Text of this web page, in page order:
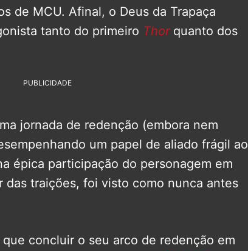
de MCU. Afinal, o Deus da Trapaça
tanto do primeiro Thorquanto dos
PUBLICIDADE
jornada de redenção (embora nem
um papel de aliado frágil ao
épica participação do personagem em
das traições, foi visto como nunca antes
concluir o seu arco de redenção em